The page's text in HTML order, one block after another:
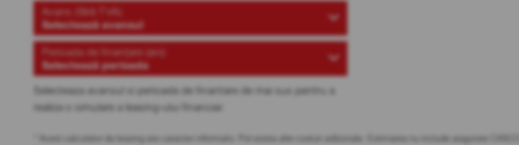
Avans (fără TVA)
Selectează avansul
Perioada de finanțare (ani)
Selectează perioada
Selecteaza avansul si perioada de finantare de mai sus pentru a
realiza o simulare a leasing-ului financiar.
* Acest calculator de leasing are caracter informativ. Pot exista alte costuri adiționale. Estimarea nu include asigurare CASCO.